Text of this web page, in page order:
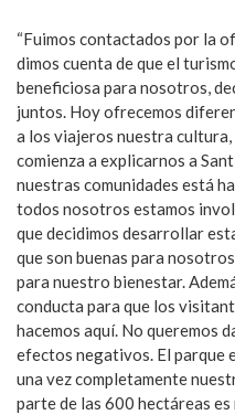
“Fuimos contactados por la
dimos cuenta de que el
beneficiosa para nosotros,
juntos. Hoy ofrecemos
a los viajeros nuestra
comienza a explicarnos a
nuestras comunidades está
todos nosotros estamos
que decidimos desarrollar
que son buenas para
para nuestro bienestar.
conducta para que los
hacemos aquí. No queremos
efectos negativos. El parque
una vez completamente
parte de las 600 hectáreas